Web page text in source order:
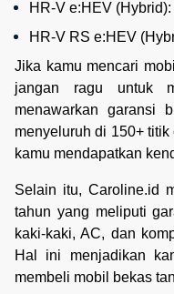
HR-V e:HEV
HR-V RS e:HEV
Jika kamu mencari
jangan ragu untuk
menawarkan garansi
menyeluruh di 150+
kamu mendapatkan
Selain itu, Caroline.id
tahun yang meliputi
kaki-kaki, AC, dan
Hal ini menjadikan
membeli mobil bekas